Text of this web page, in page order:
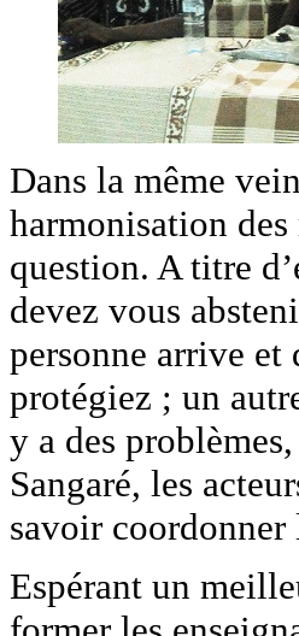
Dans la même
harmonisation
question. A titre
devez vous
personne arrive
protégiez ; un
y a des
Sangaré, les
savoir coordonner
Espérant un